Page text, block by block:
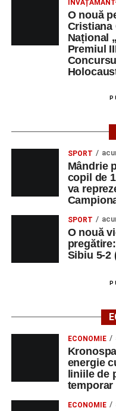
O nouă
Cristiana
Național
Premiul
SPORT
Mândrie
copil de
va
SPORT
O nouă
Sibiu 5-2
ECONOMIE
energie
liniile de
temporar
ECONOMIE